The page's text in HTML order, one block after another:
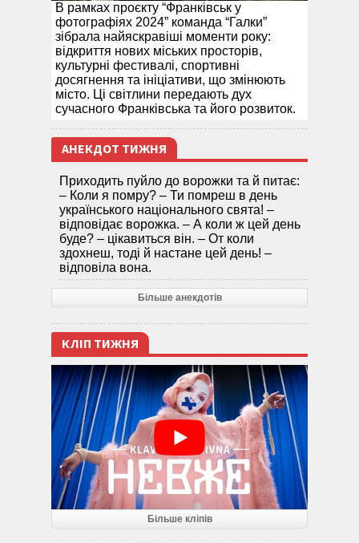
В рамках проєкту “Франківськ у
фотографіях 2024” команда “Галки”
зібрала найяскравіші моменти року:
відкриття нових міських просторів,
культурні фестивалі, спортивні
досягнення та ініціативи, що змінюють
місто. Ці світлини передають дух
сучасного Франківська та його розвиток.
АНЕКДОТ ТИЖНЯ
Приходить пуйло до ворожки та й питає:
– Коли я помру? – Ти помреш в день
українського національного свята! –
відповідає ворожка. – А коли ж цей день
буде? – цікавиться він. – От коли
здохнеш, тоді й настане цей день! –
відповіла вона.
Більше анекдотів
КЛІП ТИЖНЯ
Більше кліпів